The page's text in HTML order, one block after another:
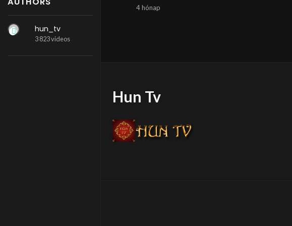
hun_tv
3 823 videos
4 hónap
Hun Tv